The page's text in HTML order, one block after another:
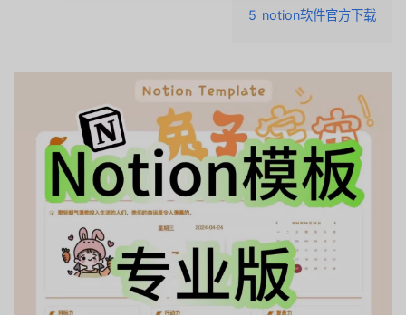
5 notion软件官方下载